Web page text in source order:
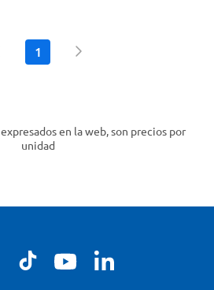
1
expresados en la web, son precios por
unidad